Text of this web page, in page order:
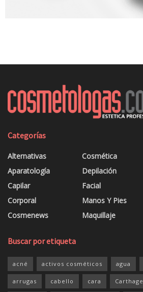
Categorías
Alternativas
Aparatología
Capilar
Corporal
Cosmenews
Cosmética
Depilación
Facial
Manos Y Pies
Maquillaje
Buscar por etiqueta
acné activos cosméticos agua
arrugas cabello cara Carthage